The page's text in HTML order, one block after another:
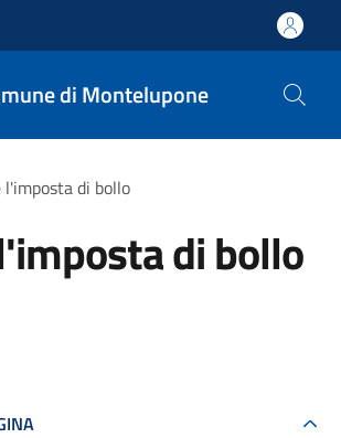
di Montelupone
pane
l'imposta di bollo
di bollo